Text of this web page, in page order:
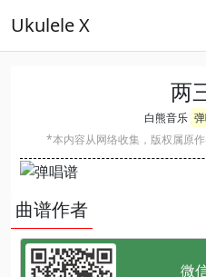
Ukulele X
两
白熊音乐
*本内容从网络收集，版权属原
曲谱作者